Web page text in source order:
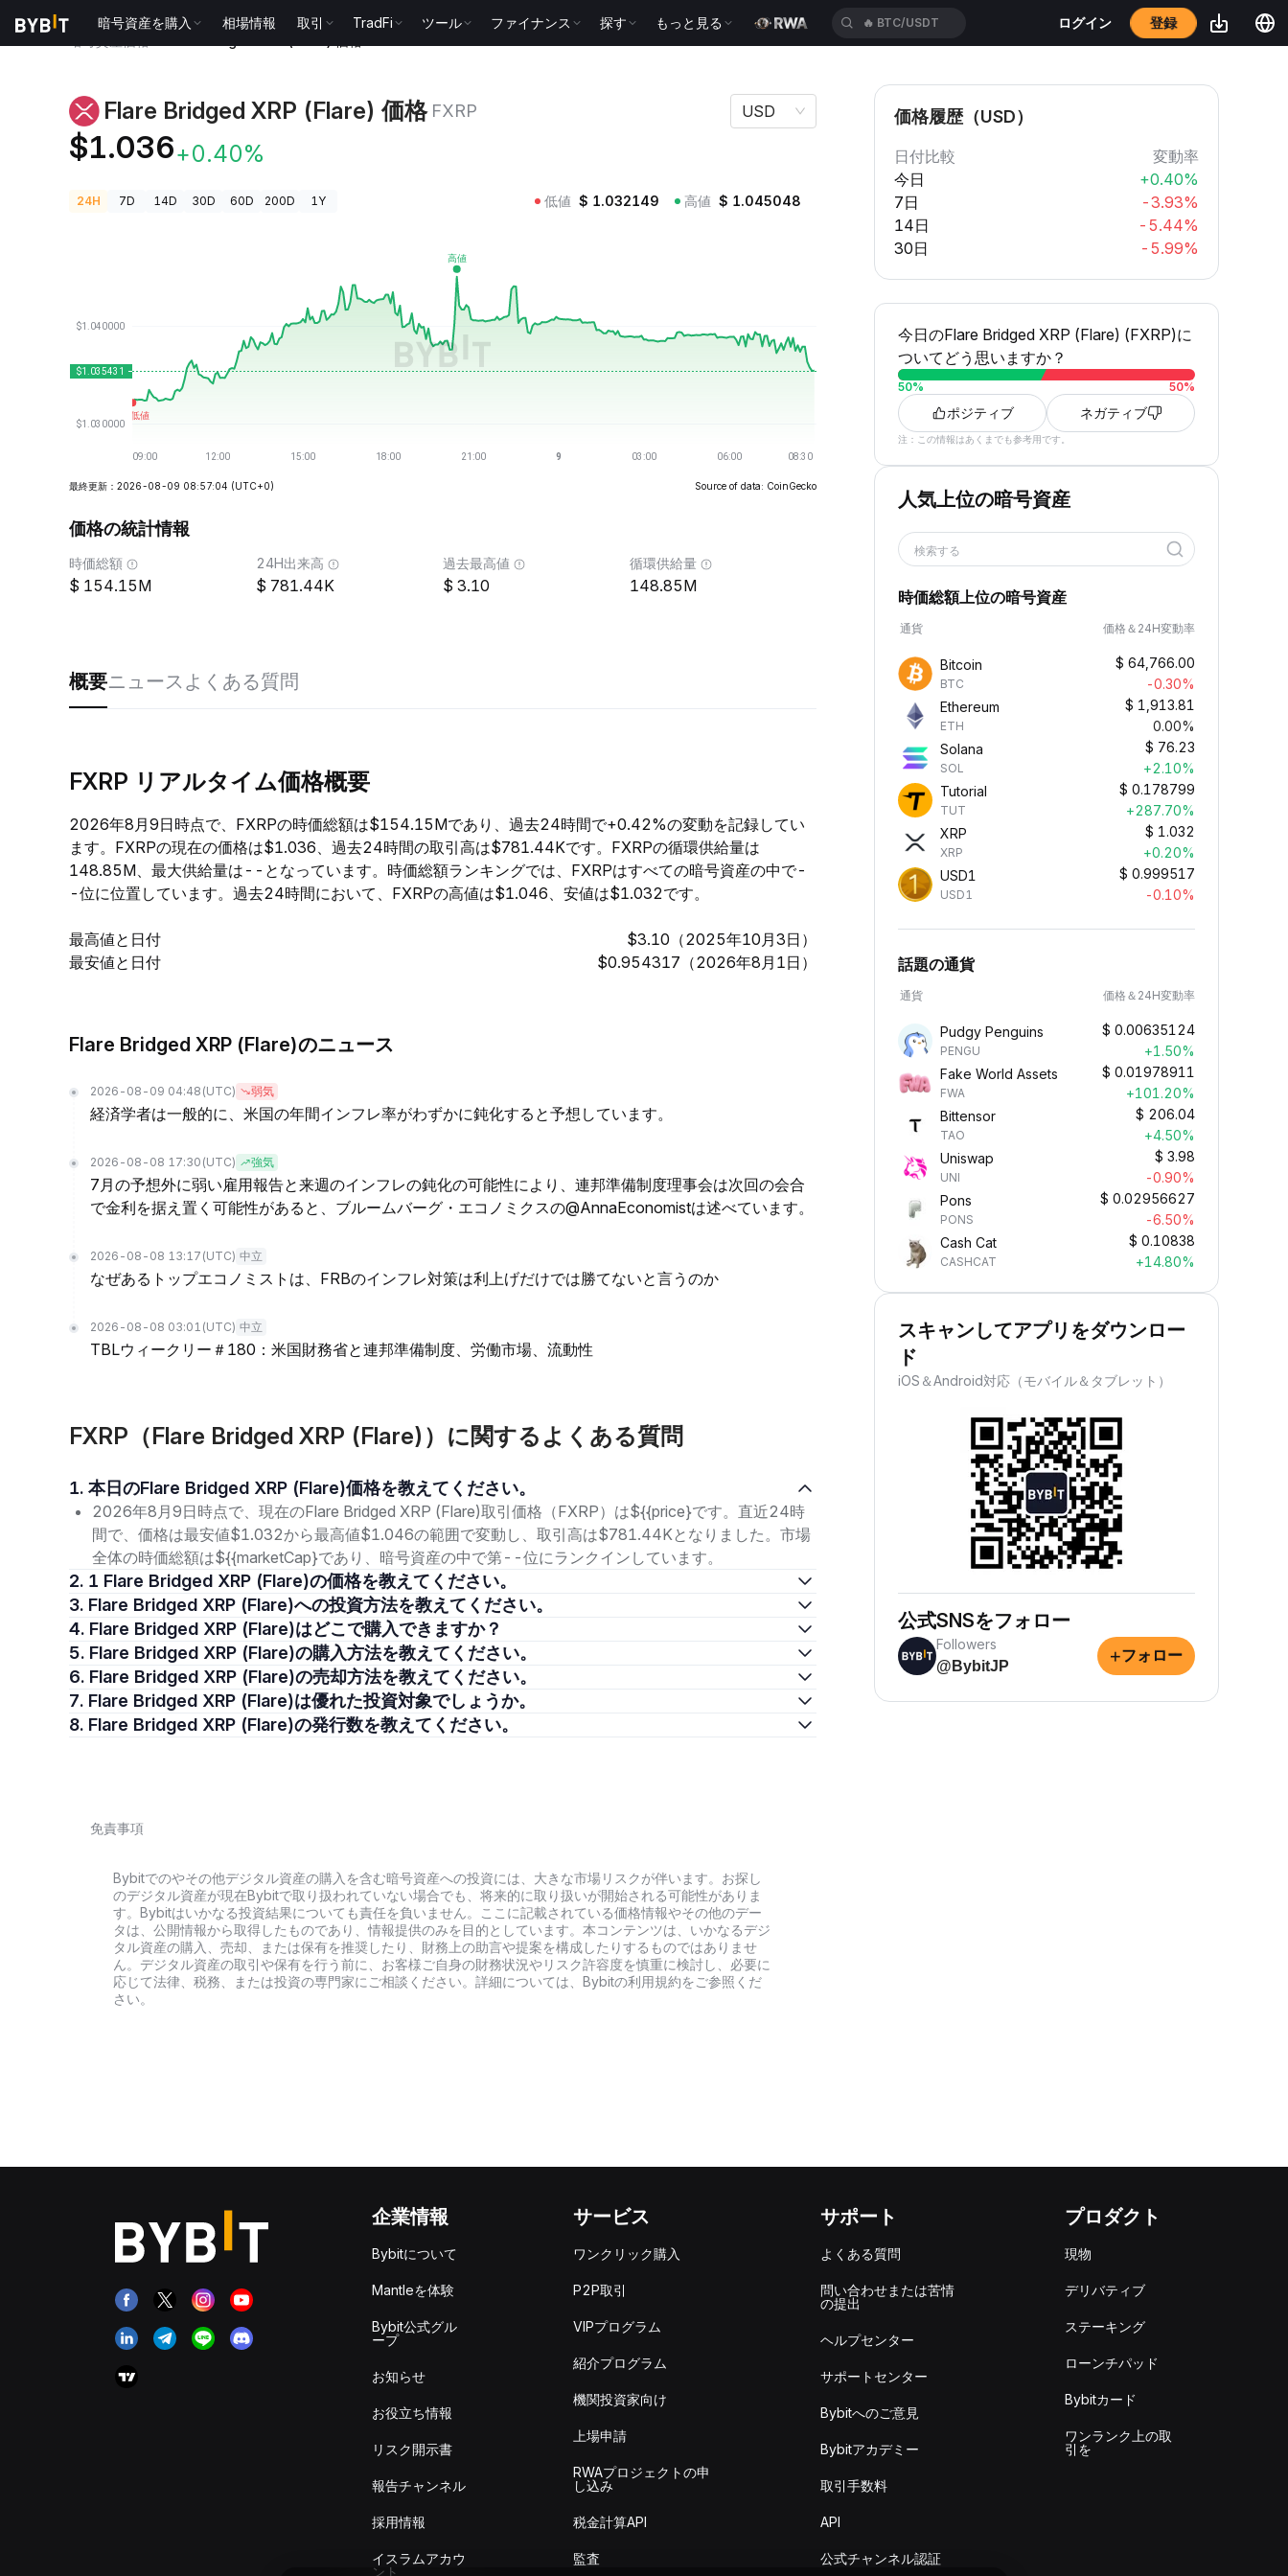
暗号資産を購入 相場情報 取引 TradFi ツール ファイナンス 探す もっと見る 🔥 BTC/USDT
🔥 TUTUSDT
ログイン 登録
Flare Bridged XRP (Flare) 価格 FXRP
$1.036+0.40%
USD
24H 7D 14D 30D 60D 200D 1Y 低値 $ 1.032149 高値 $ 1.045048
最終更新：2026-08-09 08:57:04 (UTC+0) Source of data: CoinGecko
価格の統計情報
時価総額
154.15M
24H出来高
781.44K
過去最高値
3.10
循環供給量
148.85M
概要ニュースよくある質問
FXRP リアルタイム価格概要
2026年8月9日時点で、FXRPの時価総額は$154.15Mであり、過去24時間で+0.42%の変動を記録してい
ます。FXRPの現在の価格は$1.036、過去24時間の取引高は$781.44Kです。FXRPの循環供給量は
148.85M、最大供給量は--となっています。時価総額ランキングでは、FXRPはすべての暗号資産の中で-
-位に位置しています。過去24時間において、FXRPの高値は$1.046、安値は$1.032です。
最高値と日付
$3.10（2025年10月3日）
最安値と日付
$0.954317（2026年8月1日）
Flare Bridged XRP (Flare)のニュース
2026-08-09 04:48 (UTC) 弱気
経済学者は一般的に、米国の年間インフレ率がわずかに鈍化すると予想しています。
2026-08-08 17:30 (UTC) 強気
7月の予想外に弱い雇用報告と来週のインフレの鈍化の可能性により、連邦準備制度理事会は次回の会合
で金利を据え置く可能性があると、ブルームバーグ・エコノミクスの@AnnaEconomistは述べています。
2026-08-08 13:17 (UTC) 中立
なぜあるトップエコノミストは、FRBのインフレ対策は利上げだけでは勝てないと言うのか
2026-08-08 03:01 (UTC) 中立
TBLウィークリー＃180：米国財務省と連邦準備制度、労働市場、流動性
FXRP（Flare Bridged XRP (Flare)）に関するよくある質問
1. 本日のFlare Bridged XRP (Flare)価格を教えてください。
2026年8月9日時点で、現在のFlare Bridged XRP (Flare)取引価格（FXRP）は${{price}です。直近24時
間で、価格は最安値$1.032から最高値$1.046の範囲で変動し、取引高は$781.44Kとなりました。市場
全体の時価総額は${{marketCap}であり、暗号資産の中で第--位にランクインしています。
2. 1 Flare Bridged XRP (Flare)の価格を教えてください。
3. Flare Bridged XRP (Flare)への投資方法を教えてください。
4. Flare Bridged XRP (Flare)はどこで購入できますか？
5. Flare Bridged XRP (Flare)の購入方法を教えてください。
6. Flare Bridged XRP (Flare)の売却方法を教えてください。
7. Flare Bridged XRP (Flare)は優れた投資対象でしょうか。
8. Flare Bridged XRP (Flare)の発行数を教えてください。
免責事項
Bybitでのやその他デジタル資産の購入を含む暗号資産への投資には、大きな市場リスクが伴います。お探し
のデジタル資産が現在Bybitで取り扱われていない場合でも、将来的に取り扱いが開始される可能性がありま
す。Bybitはいかなる投資結果についても責任を負いません。ここに記載されている価格情報やその他のデー
タは、公開情報から取得したものであり、情報提供のみを目的としています。本コンテンツは、いかなるデジ
タル資産の購入、売却、または保有を推奨したり、財務上の助言や提案を構成したりするものではありませ
ん。デジタル資産の取引や保有を行う前に、お客様ご自身の財務状況やリスク許容度を慎重に検討し、必要に
応じて法律、税務、または投資の専門家にご相談ください。詳細については、Bybitの利用規約をご参照くだ
さい。
価格履歴（USD）
日付比較
変動率
今日
+0.40%
7日
-3.93%
14日
-5.44%
30日
-5.99%
今日のFlare Bridged XRP (Flare) (FXRP)に
ついてどう思いますか？
50% 50%
ポジティブ ネガティブ
注：この情報はあくまでも参考用です。
人気上位の暗号資産
検索する
時価総額上位の暗号資産
通貨 価格＆24H変動率
Bitcoin
BTC
$ 64,766.00
-0.30%
Ethereum
ETH
$ 1,913.81
0.00%
Solana
SOL
$ 76.23
+2.10%
Tutorial
TUT
$ 0.178799
+287.70%
XRP
XRP
$ 1.032
+0.20%
USD1
USD1
$ 0.999517
-0.10%
話題の通貨
通貨 価格＆24H変動率
Pudgy Penguins
PENGU
$ 0.00635124
+1.50%
Fake World Assets
FWA
$ 0.01978911
+101.20%
Bittensor
TAO
$ 206.04
+4.50%
Uniswap
UNI
$ 3.98
-0.90%
Pons
PONS
$ 0.02956627
-6.50%
Cash Cat
CASHCAT
$ 0.10838
+14.80%
スキャンしてアプリをダウンロー
ド
iOS＆Android対応（モバイル＆タブレット）
公式SNSをフォロー
Followers
@BybitJP
+フォロー
企業情報
Bybitについて
Mantleを体験
Bybit公式グル
ープ
お知らせ
お役立ち情報
リスク開示書
報告チャンネル
採用情報
イスラムアカウ
ント
サービス
ワンクリック購入
P2P取引
VIPプログラム
紹介プログラム
機関投資家向け
上場申請
RWAプロジェクトの申
し込み
税金計算API
監査
サポート
よくある質問
問い合わせまたは苦情
の提出
ヘルプセンター
サポートセンター
Bybitへのご意見
Bybitアカデミー
取引手数料
API
公式チャンネル認証
プロダクト
現物
デリバティブ
ステーキング
ローンチパッド
Bybitカード
ワンランク上の取
引を